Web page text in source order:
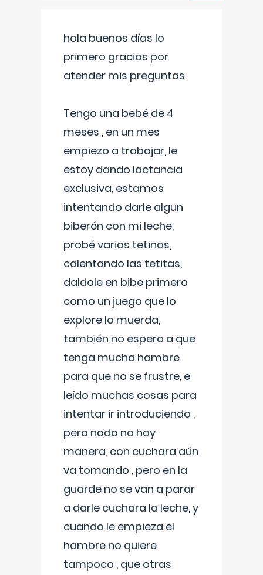
hola buenos días lo
primero gracias por
atender mis preguntas.
Tengo una bebé de 4
meses , en un mes
empiezo a trabajar, le
estoy dando lactancia
exclusiva, estamos
intentando darle algun
biberón con mi leche,
probé varias tetinas,
calentando las tetitas,
daldole en bibe primero
como un juego que lo
explore lo muerda,
también no espero a que
tenga mucha hambre
para que no se frustre, e
leído muchas cosas para
intentar ir introduciendo ,
pero nada no hay
manera, con cuchara aún
va tomando , pero en la
guarde no se van a parar
a darle cuchara la leche, y
cuando le empieza el
hambre no quiere
tampoco , que otras